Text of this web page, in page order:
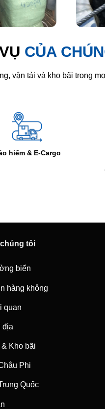
CỦA
vận tải và kho bãi trong
tôi
biển
hàng không
quan
địa
Kho bãi
Phi
Quốc